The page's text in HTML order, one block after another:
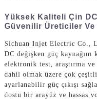
Yüksek Kaliteli Çin
Güvenilir Üreticiler
Sichuan Injet Electric Co.,
DC değişken güç kaynağını
elektronik test, araştırma
dahil olmak üzere çok
ayarlanabilir güç çıkışı
dostu bir arayüz ve hassas